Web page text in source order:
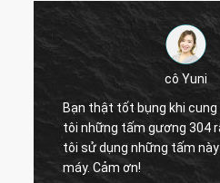
cô Yuni
Bạn thật tốt bụng khi cung
tôi những tấm gương 304
tôi sử dụng những tấm
máy. Cảm ơn!